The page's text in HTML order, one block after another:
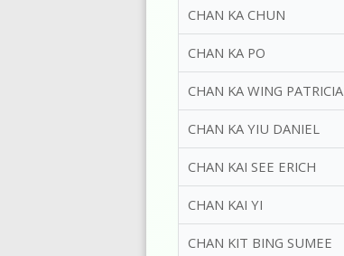
CHAN KA CHUN
CHAN KA PO
CHAN KA WING PATRICIA
CHAN KA YIU DANIEL
CHAN KAI SEE ERICH
CHAN KAI YI
CHAN KIT BING SUMEE